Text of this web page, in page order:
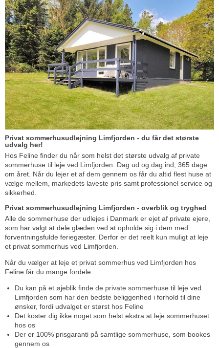
Privat sommerhusudlejning Limfjorden - du får det største
udvalg her!
Hos Feline finder du når som helst det største udvalg af private
sommerhuse til leje ved Limfjorden. Dag ud og dag ind, 365 dage
om året. Når du lejer et af dem gennem os får du altid flest huse at
vælge mellem, markedets laveste pris samt professionel service og
sikkerhed.
Privat sommerhusudlejning Limfjorden - overblik og tryghed
Alle de sommerhuse der udlejes i Danmark er ejet af private ejere,
som har valgt at dele glæden ved at opholde sig i dem med
forventningsfulde feriegæster. Derfor er det reelt kun muligt at leje
et privat sommerhus ved Limfjorden.
Når du vælger at leje et privat sommerhus ved Limfjorden hos
Feline får du mange fordele:
Du kan på et øjeblik finde de private sommerhuse til leje ved
Limfjorden som har den bedste beliggenhed i forhold til dine
ønsker, fordi udvalget er størst hos Feline
Det koster dig ikke noget som helst ekstra at leje sommerhuset
hos os
Der er 100% prisgaranti på samtlige sommerhuse, som bookes
gennem os